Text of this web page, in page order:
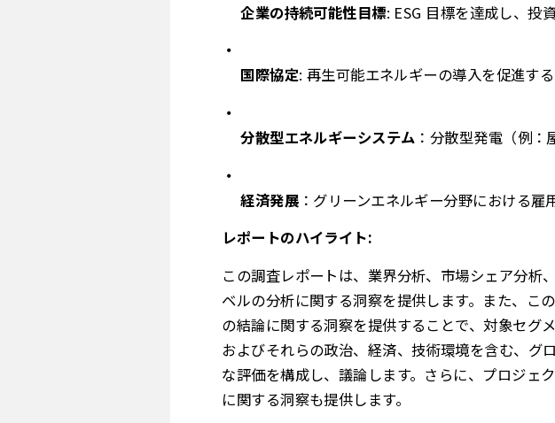
企業の持続可能性目標: ESG 目標を達成し、投
国際協定: 再生可能エネルギーの導入を促進す
分散型エネルギーシステム ：分散型発電（例：
経済発展：グリーンエネルギー分野における雇
レポートのハイライト:
この調査レポートは、業界分析、市場シェア分析
ベルの分析に関する洞察を提供します。また、こ
の結論に関する洞察を提供することで、対象セグ
およびそれらの政治、経済、技術環境を含む、グ
な評価を構成し、議論します。さらに、プロジェ
に関する洞察も提供します。